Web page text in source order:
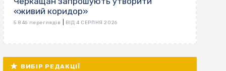
«живий коридор»
5 846 переглядів ВІД 4 СЕРПНЯ 2026
ВИБІР РЕДАКЦІЇ